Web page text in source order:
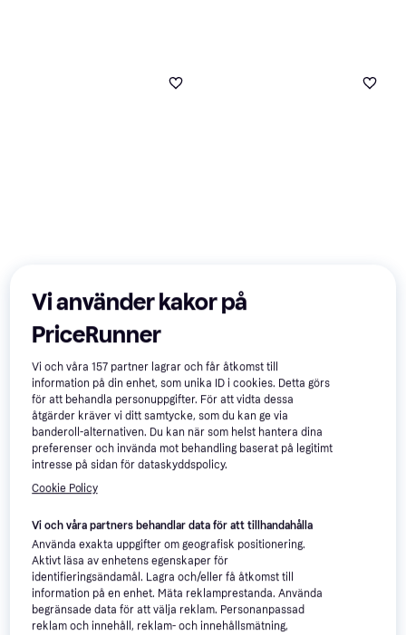
Nutrolin Skin & Coat 1000ml
Hundfoder
469 kr
9+ butiker
14kg
Hundfoder
1 285 kr
9+ butiker
Vi använder kakor på
PriceRunner
Vi och våra157 partner lagrar och får åtkomst till
information på din enhet, som unika ID i cookies. Detta görs
för att behandla personuppgifter. För att vidta dessa
åtgärder kräver vi ditt samtycke, som du kan ge via
banderoll-alternativen. Du kan när som helst hantera dina
preferenser och invända mot behandling baserat på legitimt
intresse på sidan för dataskyddspolicy.
Cookie Policy
Vi och våra partners behandlar data för att tillhandahålla
Använda exakta uppgifter om geografisk positionering.
Aktivt läsa av enhetens egenskaper för
identifieringsändamål. Lagra och/eller få åtkomst till
information på en enhet. Mäta reklamprestanda. Använda
begränsade data för att välja reklam. Personanpassad
reklam och innehåll, reklam- och innehållsmätning,